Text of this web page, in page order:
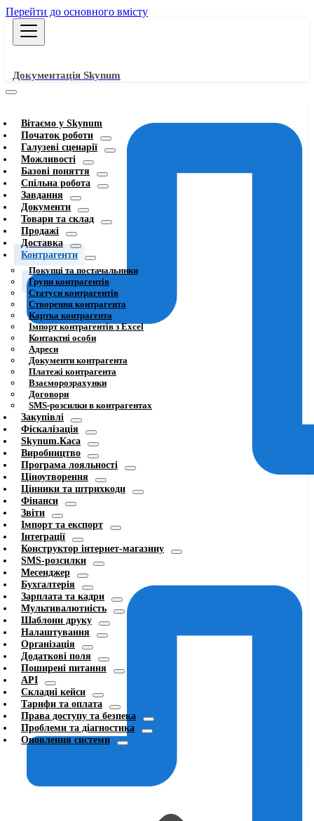
Перейти до основного вмісту
Документація Skynum
Вітаємо у Skynum
Початок роботи
Галузеві сценарії
Можливості
Базові поняття
Спільна робота
Завдання
Документи
Товари та склад
Продажі
Доставка
Контрагенти
Покупці та постачальники
Групи контрагентів
Статуси контрагентів
Створення контрагента
Картка контрагента
Імпорт контрагентів з Excel
Контактні особи
Адреси
Документи контрагента
Платежі контрагента
Взаєморозрахунки
Договори
SMS-розсилки в контрагентах
Закупівлі
Фіскалізація
Skynum.Каса
Виробництво
Програма лояльності
Ціноутворення
Цінники та штрихкоди
Фінанси
Звіти
Імпорт та експорт
Інтеграції
Конструктор інтернет-магазину
SMS-розсилки
Месенджер
Бухгалтерія
Зарплата та кадри
Мультивалютність
Шаблони друку
Налаштування
Організація
Додаткові поля
Поширені питання
API
Складні кейси
Тарифи та оплата
Права доступу та безпека
Проблеми та діагностика
Оновлення системи